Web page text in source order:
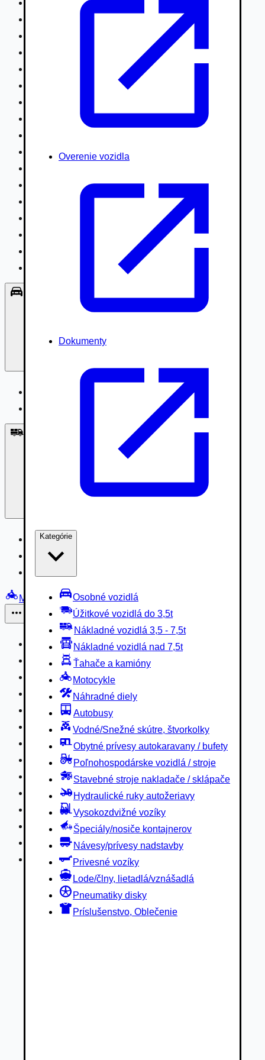
Overenie vozidla
Dokumenty
Kategórie
Osobné vozidlá
Úžitkové vozidlá do 3,5t
Nákladné vozidlá 3,5 - 7,5t
Nákladné vozidlá nad 7,5t
Ťahače a kamióny
Motocykle
Náhradné diely
Autobusy
Vodné/Snežné skútre, štvorkolky
Obytné prívesy autokaravany / bufety
Poľnohospodárske vozidlá / stroje
Stavebné stroje nakladače / sklápače
Hydraulické ruky autožeriavy
Vysokozdvižné vozíky
Špeciály/nosiče kontajnerov
Návesy/prívesy nadstavby
Privesné vozíky
Lode/člny, lietadlá/vznášadlá
Pneumatiky disky
Príslušenstvo, Oblečenie
Nákladné vozidlá nad 7,5t
Vodné/Snežné skútre, štvorkolky
Poľnohospodárske vozidlá / stroje
Hydraulické ruky autožeriavy
Špeciály/nosiče kontajnerov
Návesy/prívesy nadstavby
Lode/člny, lietadlá/vznášadlá
Príslušenstvo, Oblečenie
Nákladné vozidlá 3,5 - 7,5t
Nákladné vozidlá nad 7,5t
Motocykle
Náhradné diely
Autobusy
Vodné/Snežné skútre, štvorkolky
Obytné prívesy autokaravany / bufety
Poľnohospodárske vozidlá / stroje
Stavebné stroje nakladače / sklápače
Hydraulické ruky autožeriavy
Vysokozdvižné vozíky
Špeciály/nosiče kontajnerov
Návesy/prívesy nadstavby
Privesné vozíky
Lode/člny, lietadlá/vznášadlá
Pneumatiky disky
Príslušenstvo, Oblečenie